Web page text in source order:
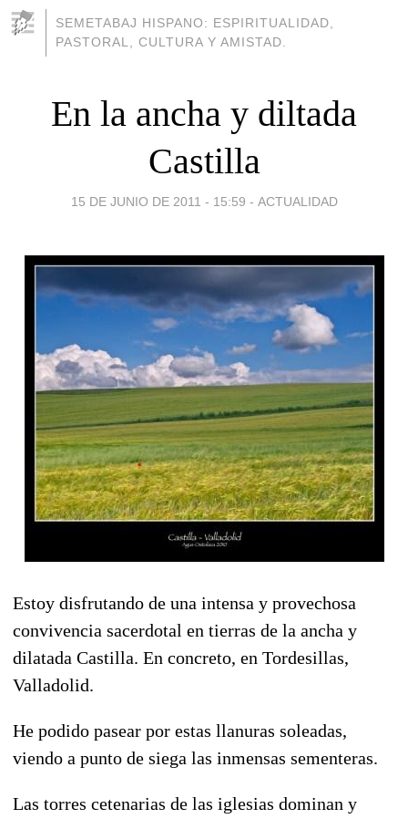
SEMETABAJ HISPANO: ESPIRITUALIDAD,
PASTORAL, CULTURA Y AMISTAD.
En la ancha y diltada
Castilla
15 DE JUNIO DE 2011 - 15:59 - ACTUALIDAD
Estoy disfrutando de una intensa y provechosa
convivencia sacerdotal en tierras de la ancha y
dilatada Castilla. En concreto, en Tordesillas,
Valladolid.
He podido pasear por estas llanuras soleadas,
viendo a punto de siega las inmensas sementeras.
Las torres cetenarias de las iglesias dominan y